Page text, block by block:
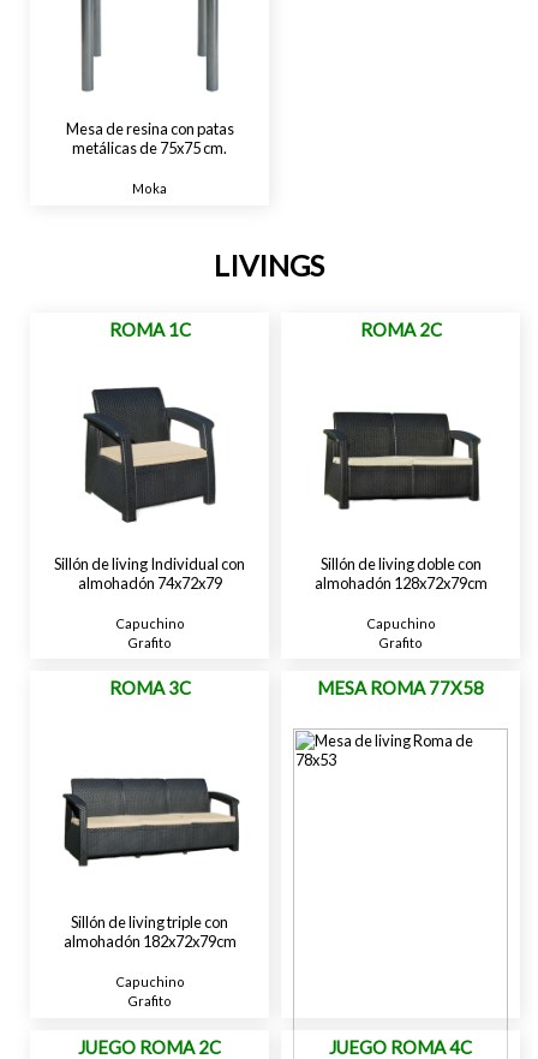
Mesa de resina con patas
metálicas de 75x75 cm.
Moka
LIVINGS
ROMA 1C
Sillón de living Individual con
almohadón 74x72x79
Capuchino
Grafito
ROMA 2C
Sillón de living doble con
almohadón 128x72x79cm
Capuchino
Grafito
ROMA 3C
Sillón de living triple con
almohadón 182x72x79cm
Capuchino
Grafito
MESA ROMA 77X58
JUEGO ROMA 2C JUEGO ROMA 4C